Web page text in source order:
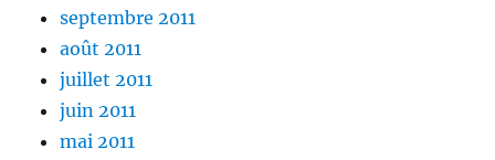
septembre 2011
août 2011
juillet 2011
juin 2011
mai 2011